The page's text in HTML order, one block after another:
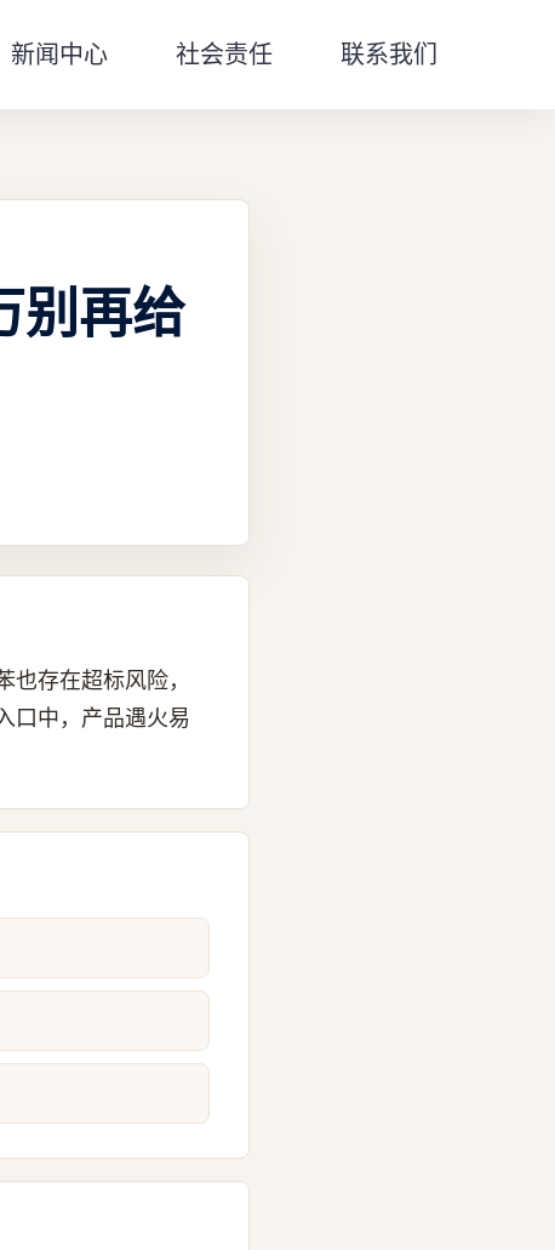
新闻中心 社会责任 联系我们
别再给
存在超标风险，
口中，产品遇火易